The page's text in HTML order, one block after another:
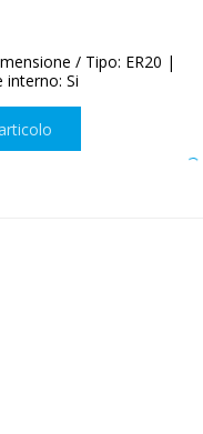
/ Tipo: ER20 |
interno: Si